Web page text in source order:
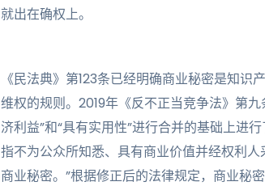
就出在确权上。
《民法典》第123条已经明确商业秘密是知
维权的规则。2019年《反不正当竞争法》第
济利益”和“具有实用性”进行合并的基础上进
指不为公众所知悉、具有商业价值并经权利
商业秘密。”根据修正后的法律规定，商业秘